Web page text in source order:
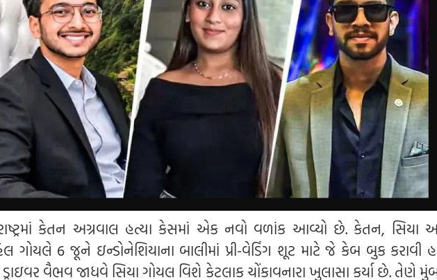
કેતન અગ્રવાલ હત્યા કેસમાં એક નવો વળાંક આવ્યો છે. કેતન, સિયા
ગોયલે 6 જૂને ઇન્ડોનેશિયાના બાલીમાં પ્રી-વેડિંગ શૂટ માટે જે કેબ બુક કરાવી
વૈભવ જાધવે સિયા ગોયલ વિશે કેટલાક ચોંકાવનારા ખુલાસા કર્યા છે. તેણે